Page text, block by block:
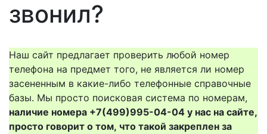
звонил?
Наш сайт предлагает проверить любой номер
телефона на предмет того, не является ли номер
засененным в какие-либо телефонные справочные
базы. Мы просто поисковая система по номерам,
наличие номера +7(499)995-04-04 у нас на сайте,
просто говорит о том, что такой закреплен за